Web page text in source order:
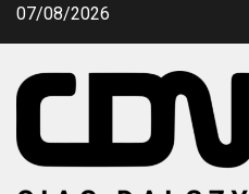
Przejdź
07/08/2026